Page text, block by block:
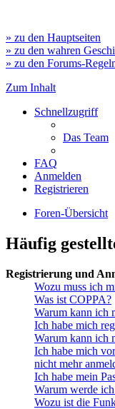
» zu den Hauptseiten
» zu den wahren
» zu den Forums-
Zum Inhalt
Schnellzugriff
Das Team
FAQ
Anmelden
Registrieren
Foren-Übersicht
Häufig
Registrierung und
Wozu muss ich
Was ist COPPA?
Warum kann ich
Ich habe mich
Warum kann ich
Ich habe mich
nicht mehr
Ich habe mein
Warum werde
Wozu ist die